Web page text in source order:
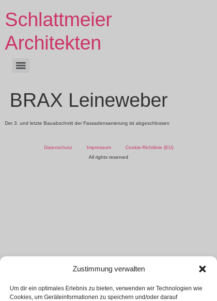
Zustimmung verwalten
Um dir ein optimales Erlebnis zu bieten, verwenden wir Technologien wie
Cookies, um Geräteinformationen zu speichern und/oder darauf
Schlattmeier
Architekten
BRAX Leineweber
Der 3. und letzte Bauabschnitt der Fassadensanierung ist abgeschlossen
Datenschutz Impressum
Cookie-Richtlinie (EU)
All rights reserved